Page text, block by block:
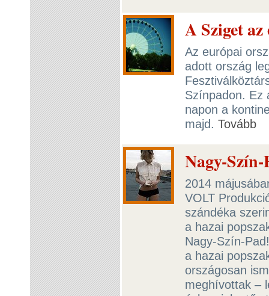
A Sziget
Az európai
adott ország
Színpadon. Ez
napon a
majd. Tovább
Nagy-Szín-
2014
VOLT
szándéka
a hazai
Nagy-Szín-
a hazai
országosan
meghívottak –